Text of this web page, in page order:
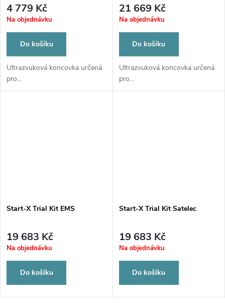
4 779 Kč
Na objednávku
Do košíku
Ultrazvuková koncovka určená
pro...
21 669 Kč
Na objednávku
Do košíku
Ultrazvuková koncovka určená
pro...
Start-X Trial Kit EMS
19 683 Kč
Na objednávku
Do košíku
Start-X Trial Kit Satelec
19 683 Kč
Na objednávku
Do košíku